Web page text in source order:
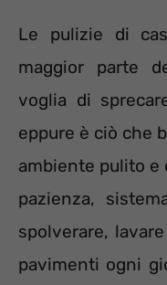
Le pulizie di
maggior parte
voglia di
eppure è ciò che
ambiente pulito e
pazienza,
spolverare,
pavimenti ogni